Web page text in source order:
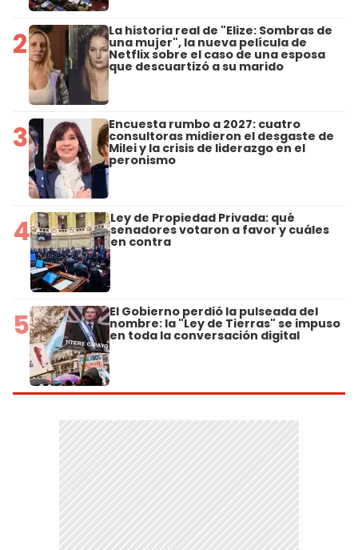
2 La historia real de "Elize: Sombras de
una mujer", la nueva película de
Netflix sobre el caso de una esposa
que descuartizó a su marido
3 Encuesta rumbo a 2027: cuatro
consultoras midieron el desgaste de
Milei y la crisis de liderazgo en el
peronismo
4 Ley de Propiedad Privada: qué
senadores votaron a favor y cuáles
en contra
5 El Gobierno perdió la pulseada del
nombre: la "Ley de Tierras" se impuso
en toda la conversación digital